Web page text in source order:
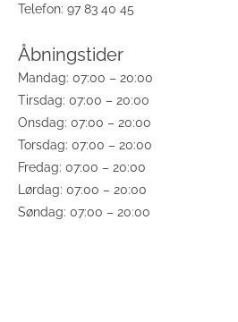
Telefon: 97 83 40 45
Åbningstider
Mandag: 07:00 – 20:00
Tirsdag: 07:00 – 20:00
Onsdag: 07:00 – 20:00
Torsdag: 07:00 – 20:00
Fredag: 07:00 – 20:00
Lørdag: 07:00 – 20:00
Søndag: 07:00 – 20:00